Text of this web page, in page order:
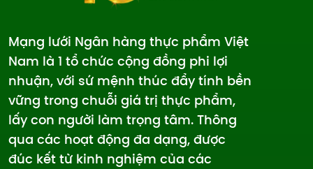
Mạng lưới Ngân hàng thực phẩm Việt
Nam là 1 tổ chức cộng đồng phi lợi
nhuận, với sứ mệnh thúc đẩy tính bền
vững trong chuỗi giá trị thực phẩm,
lấy con người làm trọng tâm. Thông
qua các hoạt động đa dạng, được
đúc kết từ kinh nghiệm của các